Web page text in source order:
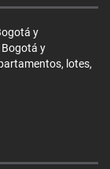
y
Bogotá y
lotes,